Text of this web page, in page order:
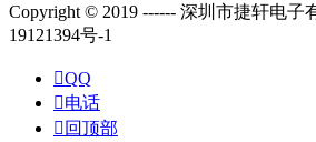
Copyright © 2019 ------ 深圳市捷轩电子
19121394号-1
QQ
电话
 回顶部